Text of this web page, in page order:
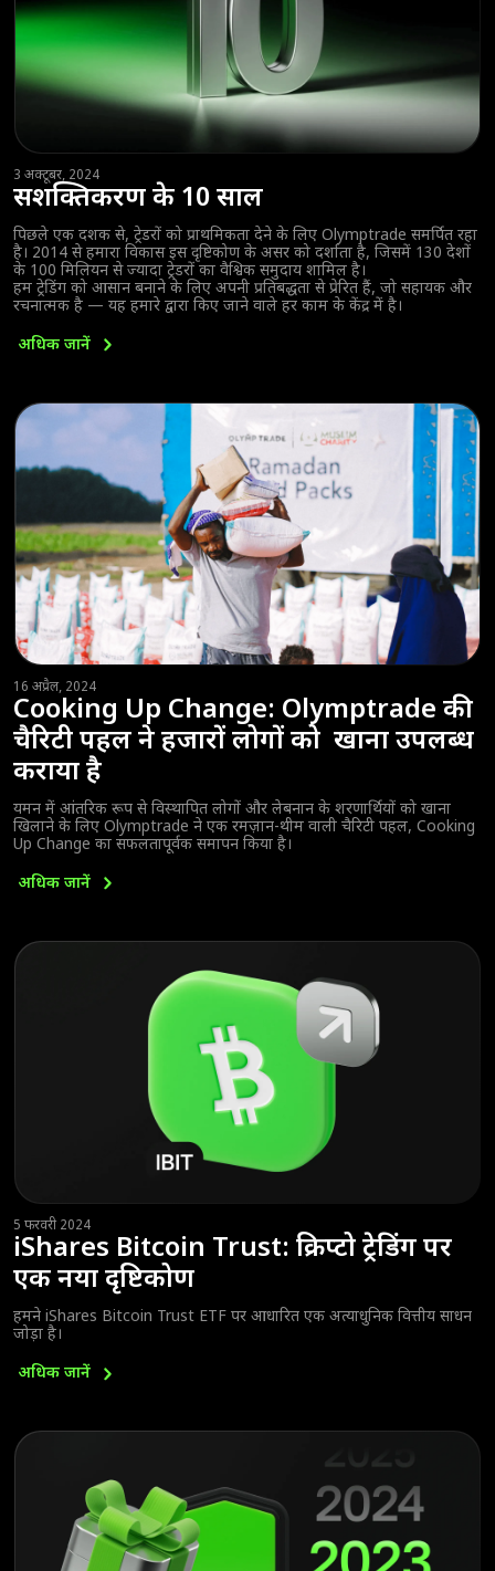
3 अक्टूबर, 2024
सशक्तिकरण के 10 साल
पिछले एक दशक से, ट्रेडरों को प्राथमिकता देने के लिए Olymptrade समर्पित रहा
है। 2014 से हमारा विकास इस दृष्टिकोण के असर को दर्शाता है, जिसमें 130 देशों
के 100 मिलियन से ज्यादा ट्रेडरों का वैश्विक समुदाय शामिल है।
हम ट्रेडिंग को आसान बनाने के लिए अपनी प्रतिबद्धता से प्रेरित हैं, जो सहायक और
रचनात्मक है — यह हमारे द्वारा किए जाने वाले हर काम के केंद्र में है।
अधिक जानें
16 अप्रैल, 2024
Cooking Up Change: Olymptrade की
चैरिटी पहल ने हजारों लोगों को खाना उपलब्ध
कराया है
यमन में आंतरिक रूप से विस्थापित लोगों और लेबनान के शरणार्थियों को खाना
खिलाने के लिए Olymptrade ने एक रमज़ान-थीम वाली चैरिटी पहल, Cooking
Up Change का सफलतापूर्वक समापन किया है।
अधिक जानें
5 फरवरी 2024
iShares Bitcoin Trust: क्रिप्टो ट्रेडिंग पर
एक नया दृष्टिकोण
हमने iShares Bitcoin Trust ETF पर आधारित एक अत्याधुनिक वित्तीय साधन
जोड़ा है।
अधिक जानें